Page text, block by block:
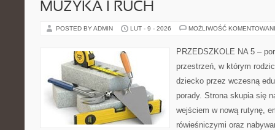
MUZYKA I RUCH
POSTED BY ADMIN LUT - 9 - 2026 MOŻLIWOŚĆ
PRZEDSZKOLE NA 5 –
przestrzeń, w którym
dziecko przez wczesną
porady. Strona skupia się
wejściem w nową rutynę,
rówieśniczymi oraz